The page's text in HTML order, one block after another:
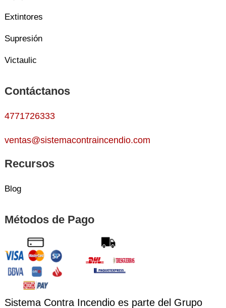
Extintores
Supresión
Victaulic
Contáctanos
4771726333
ventas@sistemacontraincendio.com
Recursos
Blog
Métodos de Pago
Sistema Contra Incendio es parte del Grupo